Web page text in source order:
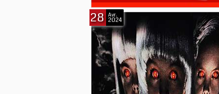
28 Avr.
2024